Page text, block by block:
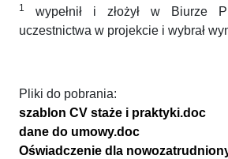
1
wypełnił i złożył w Biurze
uczestnictwa w projekcie i wybrał
Pliki do pobrania:
szablon CV staże i praktyki.doc
dane do umowy.doc
Oświadczenie dla